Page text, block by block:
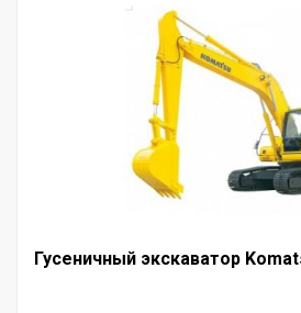
Гусеничный экскаватор